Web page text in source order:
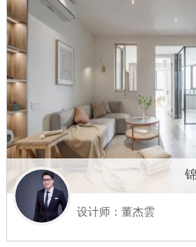
设计师：董杰雲